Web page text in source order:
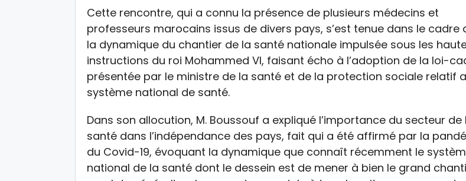
Cette rencontre, qui a connu la présence de plusieurs médecins et
professeurs marocains issus de divers pays, s’est tenue dans le cadre
la dynamique du chantier de la santé nationale impulsée sous les
instructions du roi Mohammed VI, faisant écho à l’adoption de la loi-
présentée par le ministre de la santé et de la protection sociale relatif
système national de santé.
Dans son allocution, M. Boussouf a expliqué l’importance du secteur de
santé dans l’indépendance des pays, fait qui a été affirmé par la
du Covid-19, évoquant la dynamique que connaît récemment le
national de la santé dont le dessein est de mener à bien le grand